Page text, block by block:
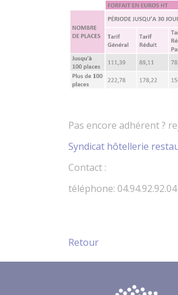
Pas encore adhérent ?
Syndicat hôtellerie
Contact :
téléphone:
Retour